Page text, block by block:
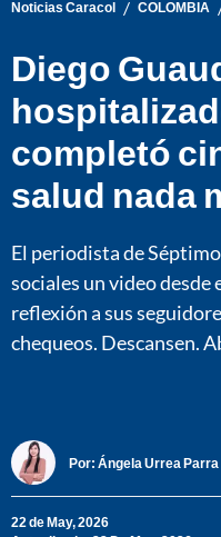
Noticias Caracol / COLOMBIA
Diego
completó
salud nada
El periodista de
sociales un video desde
reflexión a sus
chequeos. Descansen.
Por: Ángela Urrea Parra
22 de May, 2026